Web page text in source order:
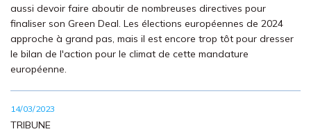
aussi devoir faire aboutir de nombreuses directives pour
finaliser son Green Deal. Les élections européennes de 2024
approche à grand pas, mais il est encore trop tôt pour dresser
le bilan de l'action pour le climat de cette mandature
européenne.
14/03/2023
TRIBUNE